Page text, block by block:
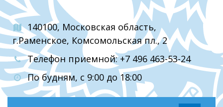
140100, Московская область,
г.Раменское, Комсомольская пл., 2
Телефон приемной: +7 496 463-53-24
По будням, с 9:00 до 18:00